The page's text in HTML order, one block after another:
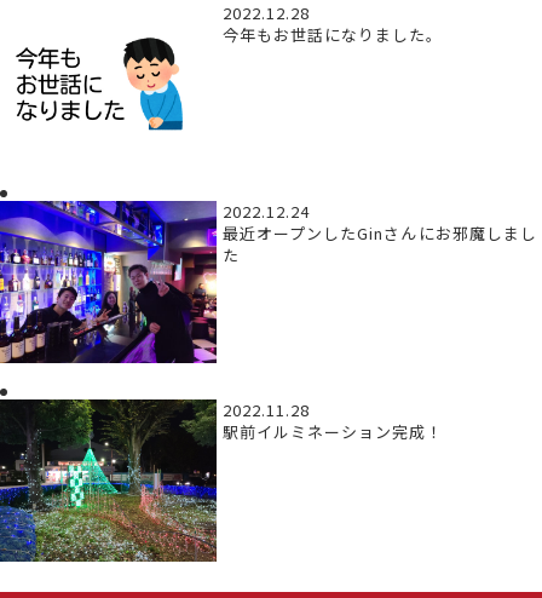
2022.12.28
今年もお世話になりました。
2022.12.24
最近オープンしたGinさんにお邪魔しまし
た
2022.11.28
駅前イルミネーション完成！